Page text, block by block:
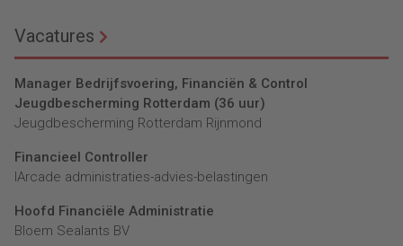
Vacatures
Manager Bedrijfsvoering, Financiën & Control
Jeugdbescherming Rotterdam (36 uur)
Jeugdbescherming Rotterdam Rijnmond
Financieel Controller
lArcade administraties-advies-belastingen
Hoofd Financiële Administratie
Bloem Sealants BV